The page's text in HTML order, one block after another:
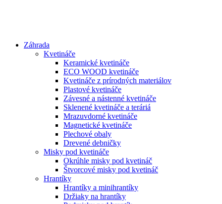
Záhrada
Kvetináče
Keramické kvetináče
ECO WOOD kvetináče
Kvetináče z prírodných materiálov
Plastové kvetináče
Závesné a nástenné kvetináče
Sklenené kvetináče a teráriá
Mrazuvdorné kvetináče
Magnetické kvetináče
Plechové obaly
Drevené debničky
Misky pod kvetináče
Okrúhle misky pod kvetináč
Štvorcové misky pod kvetináč
Hrantíky
Hrantíky a minihrantíky
Držiaky na hrantíky